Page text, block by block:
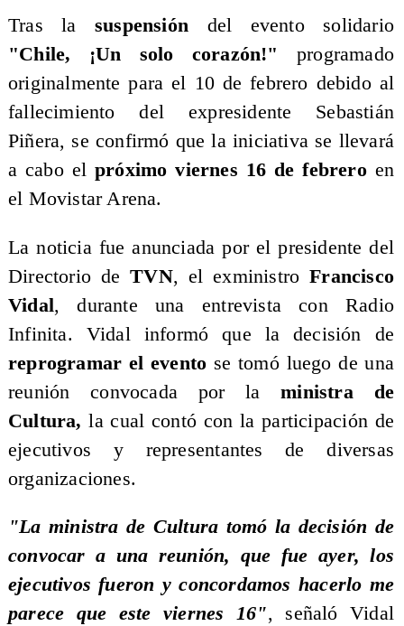
​Tras la suspensión del evento solidario
"Chile, ¡Un solo corazón!"
programado
originalmente para el 10 de febrero debido al
fallecimiento del expresidente Sebastián
Piñera, se confirmó que la iniciativa se llevará
a cabo elpróximo viernes 16 de febreroen
el Movistar Arena.
​La noticia fue anunciada por el presidente del
Directorio deTVN, el exministroFrancisco
Vidal, durante una entrevista con Radio
Infinita. Vidal informó que la decisión de
reprogramar el evento se tomó luego de una
reunión convocada por laministra de
Cultura, la cual contó con la participación de
ejecutivos y representantes de diversas
organizaciones.
​"La ministra de Cultura tomó la decisión de
convocar a una reunión, que fue ayer, los
ejecutivos fueron y concordamos hacerlo me
parece que este viernes 16", señaló Vidal